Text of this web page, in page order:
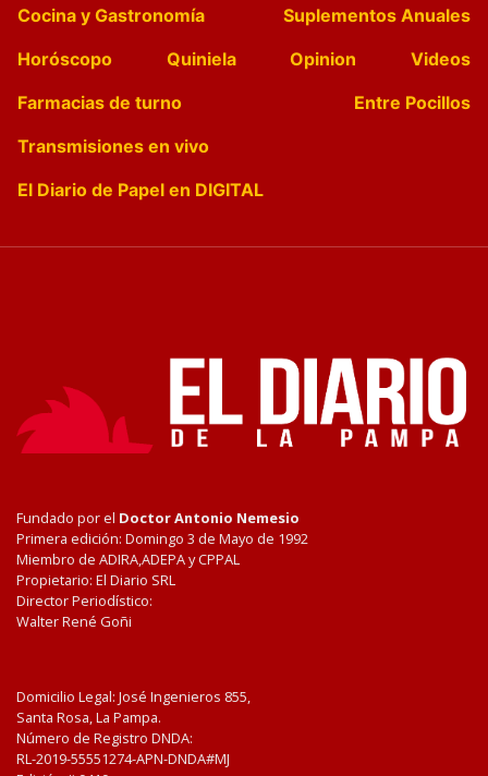
Cocina y Gastronomía
Suplementos Anuales
Horóscopo
Quiniela Opinion
Videos
Farmacias de turno
Entre Pocillos
Transmisiones en vivo
El Diario de Papel en DIGITAL
Fundado por el Doctor Antonio Nemesio
Primera edición: Domingo 3 de Mayo de 1992
Miembro de ADIRA,ADEPA y CPPAL
Propietario: El Diario SRL
Director Periodístico:
Walter René Goñi
Domicilio Legal: José Ingenieros 855,
Santa Rosa, La Pampa.
Número de Registro DNDA:
RL-2019-55551274-APN-DNDA#MJ